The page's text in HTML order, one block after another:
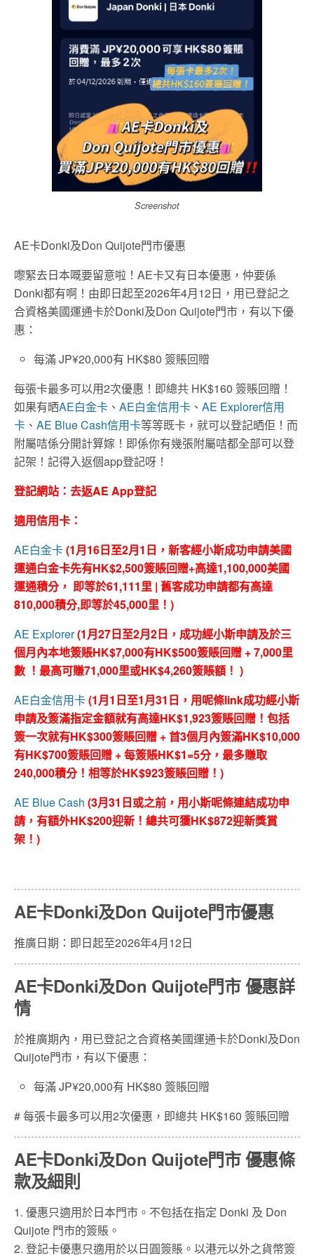
Screenshot
AE卡Donki及Don Quijote門市優惠
嚟緊去日本嘅要留意啦！AE卡又有日本優惠，仲要係
Donki都有啊！由即日起至2026年4月12日，用已登記之
合資格美國運通卡於Donki及Don Quijote門市，有以下優
惠：
每滿 JP¥20,000有 HK$80 簽賬回贈
每張卡最多可以用2次優惠！即總共 HK$160 簽賬回贈！
如果有晒AE白金卡 、 AE白金信用卡 、 AE Explorer信用
卡 、 AE Blue Cash信用卡等等既卡，就可以登記晒佢！ 而
附屬咭係分開計算嫁！即係你有幾張附屬咭都全部可以登
記架！ 記得入返個app登記呀！
登記網站：去返AE App登記
適用信用卡：
AE白金卡(1月16日至2月1日 ，新客經小斯成功申請美國
運通白金卡先有HK$2,500簽賬回贈+高達1,100,000美國
運通積分， 即等於61,111里 | 舊客成功申請都有高達
810,000積分,即等於45,000里！)
AE Explorer(1月27日至2月2日 ，成功經小斯申請及於三
個月內本地簽賬HK$7,000有HK$500簽賬回贈 + 7,000里
數 ！最高可賺71,000里或HK$4,260簽賬額！ )
AE白金信用卡(1月1日至1月31日，用呢條link成功經小斯
申請及簽滿指定金額就有高達HK$1,923簽賬回贈！包括
簽一次就有HK$300簽賬回贈 + 首3個月內簽滿HK$10,000
有HK$700簽賬回贈 + 每簽賬HK$1=5分，最多賺取
240,000積分！相等於HK$923簽賬回贈！)
AE Blue Cash (3月31日或之前，用小斯呢條連結成功申
請，有額外HK$200迎新！總共可獲HK$872迎新獎賞
架！)
AE卡Donki及Don Quijote門市優惠
推廣日期：即日起至2026年4月12日
AE卡Donki及Don Quijote門市 優惠詳
情
於推廣期內，用已登記之合資格美國運通卡於Donki及Don
Quijote門市，有以下優惠：
每滿 JP¥20,000有 HK$80 簽賬回贈
# 每張卡最多可以用2次優惠，即總共 HK$160 簽賬回贈
AE卡Donki及Don Quijote門市 優惠條
款及細則
1. 優惠只適用於日本門市。不包括在指定 Donki 及 Don
Quijote 門市的簽賬。
2. 登記卡優惠只適用於以日圓簽賬。以港元以外之貨幣簽